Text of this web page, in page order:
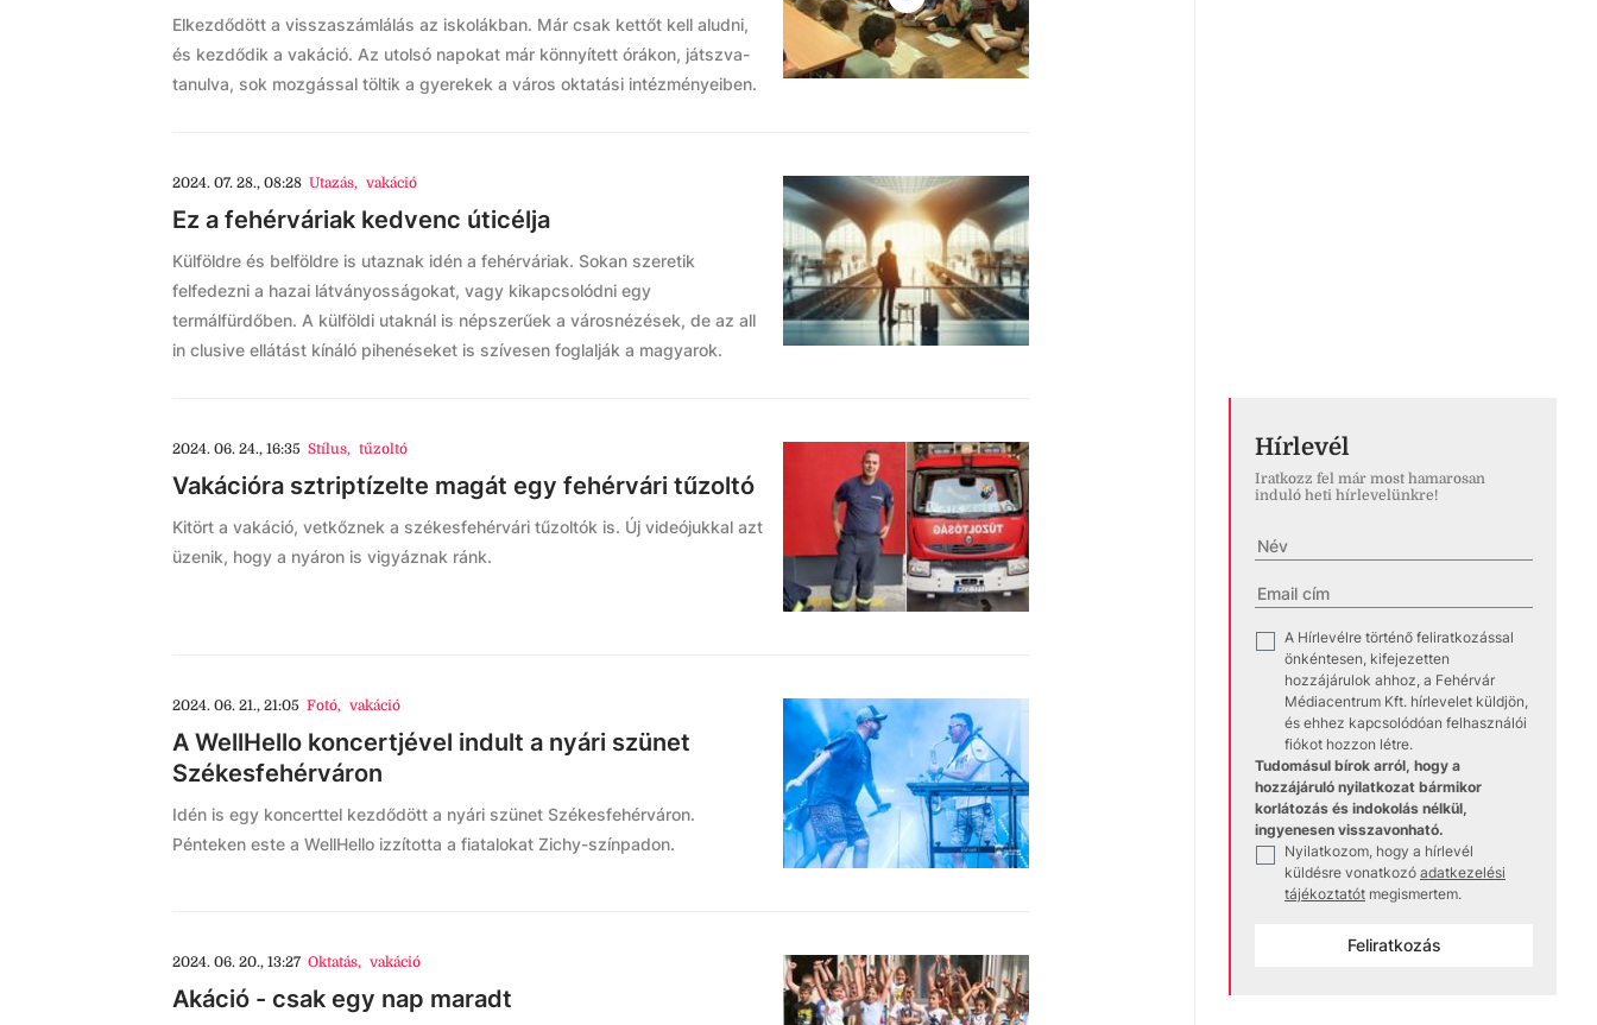
Elkezdődött a visszaszámlálás az iskolákban. Már csak kettőt kell aludni,
és kezdődik a vakáció. Az utolsó napokat már könnyített órákon, játszva-
tanulva, sok mozgással töltik a gyerekek a város oktatási intézményeiben.
2024. 07. 28., 08:28 Utazás, vakáció
Ez a fehérváriak kedvenc úticélja
Külföldre és belföldre is utaznak idén a fehérváriak. Sokan szeretik
felfedezni a hazai látványosságokat, vagy kikapcsolódni egy
termálfürdőben. A külföldi utaknál is népszerűek a városnézések, de az all
in clusive ellátást kínáló pihenéseket is szívesen foglalják a magyarok.
2024. 06. 24., 16:35 Stílus, tűzoltó
Vakációra sztriptízelte magát egy fehérvári tűzoltó
Kitört a vakáció, vetkőznek a székesfehérvári tűzoltók is. Új videójukkal azt
üzenik, hogy a nyáron is vigyáznak ránk.
2024. 06. 21., 21:05 Fotó, vakáció
A WellHello koncertjével indult a nyári szünet
Székesfehérváron
Idén is egy koncerttel kezdődött a nyári szünet Székesfehérváron.
Pénteken este a WellHello izzította a fiatalokat Zichy-színpadon.
2024. 06. 20., 13:27 Oktatás, vakáció
Akáció - csak egy nap maradt
Hírlevél
Iratkozz fel már most hamarosan
induló heti hírlevelünkre!
A Hírlevélre történő feliratkozással
önkéntesen, kifejezetten
hozzájárulok ahhoz, a Fehérvár
Médiacentrum Kft. hírlevelet küldjön,
és ehhez kapcsolódóan felhasználói
fiókot hozzon létre.
Tudomásul bírok arról, hogy a
hozzájáruló nyilatkozat bármikor
korlátozás és indokolás nélkül,
ingyenesen visszavonható.
Nyilatkozom, hogy a hírlevél
küldésre vonatkozó adatkezelési
tájékoztatót megismertem.
Feliratkozás